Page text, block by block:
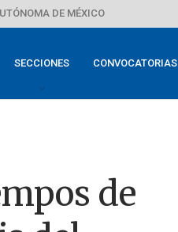
DE MÉXICO
SECCIONES CONVOCATORIAS
de